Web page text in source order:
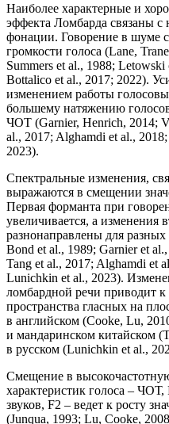
Наиболее характерные и
эффекта Ломбарда связаны
фонации. Говорение в шуме
громкости голоса (Lane,
Summers et al., 1988;
Bottalico et al., 2017; 2022).
изменением работы
большему натяжению
ЧОТ (Garnier, Henrich, 2014;
al., 2017; Alghamdi et al.,
2023).
Спектральные изменения,
выражаются в смещении
Первая форманта при
увеличивается, а изменения
разнонаправлены для
Bond et al., 1989; Garnier et
Tang et al., 2017; Alghamdi et
Lunichkin et al., 2023).
ломбардной речи приводит
пространства гласных на
в английском (Cooke, Lu,
и мандаринском китайском
в русском (Lunichkin et al.,
Смещение в
характеристик голоса –
звуков, F2 – ведет к росту
(Junqua, 1993; Lu, Cooke,